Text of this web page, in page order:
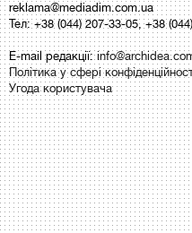
reklama@mediadim.com.ua
Тел: +38 (044) 207-33-05, +38
E-mail редакції:
Політика у сфері
Угода користувача